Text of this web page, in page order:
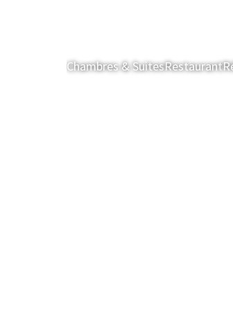
Chambres & SuitesRestaurant